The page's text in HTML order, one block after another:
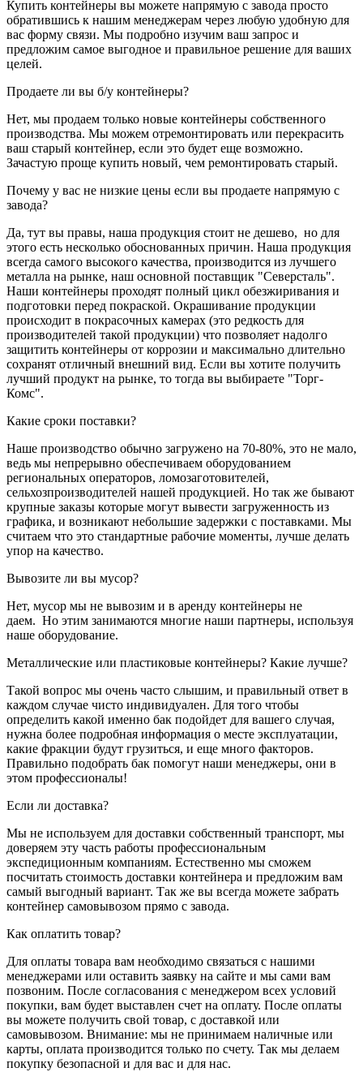
Купить контейнеры вы можете напрямую с завода просто
обратившись к нашим менеджерам через любую удобную для
вас форму связи. Мы подробно изучим ваш запрос и
предложим самое выгодное и правильное решение для ваших
целей.
Продаете ли вы б/у контейнеры?
Нет, мы продаем только новые контейнеры собственного
производства. Мы можем отремонтировать или перекрасить
ваш старый контейнер, если это будет еще возможно.
Зачастую проще купить новый, чем ремонтировать старый.
Почему у вас не низкие цены если вы продаете напрямую с
завода?
Да, тут вы правы, наша продукция стоит не дешево, но для
этого есть несколько обоснованных причин. Наша продукция
всегда самого высокого качества, производится из лучшего
металла на рынке, наш основной поставщик "Северсталь".
Наши контейнеры проходят полный цикл обезжиривания и
подготовки перед покраской. Окрашивание продукции
происходит в покрасочных камерах (это редкость для
производителей такой продукции) что позволяет надолго
защитить контейнеры от коррозии и максимально длительно
сохранят отличный внешний вид. Если вы хотите получить
лучший продукт на рынке, то тогда вы выбираете "Торг-
Комс".
Какие сроки поставки?
Наше производство обычно загружено на 70-80%, это не мало,
ведь мы непрерывно обеспечиваем оборудованием
региональных операторов, ломозаготовителей,
сельхозпроизводителей нашей продукцией. Но так же бывают
крупные заказы которые могут вывести загруженность из
графика, и возникают небольшие задержки с поставками. Мы
считаем что это стандартные рабочие моменты, лучше делать
упор на качество.
Вывозите ли вы мусор?
Нет, мусор мы не вывозим и в аренду контейнеры не
даем. Но этим занимаются многие наши партнеры, используя
наше оборудование.
Металлические или пластиковые контейнеры? Какие лучше?
Такой вопрос мы очень часто слышим, и правильный ответ в
каждом случае чисто индивидуален. Для того чтобы
определить какой именно бак подойдет для вашего случая,
нужна более подробная информация о месте эксплуатации,
какие фракции будут грузиться, и еще много факторов.
Правильно подобрать бак помогут наши менеджеры, они в
этом профессионалы!
Если ли доставка?
Мы не используем для доставки собственный транспорт, мы
доверяем эту часть работы профессиональным
экспедиционным компаниям. Естественно мы сможем
посчитать стоимость доставки контейнера и предложим вам
самый выгодный вариант. Так же вы всегда можете забрать
контейнер самовывозом прямо с завода.
Как оплатить товар?
Для оплаты товара вам необходимо связаться с нашими
менеджерами или оставить заявку на сайте и мы сами вам
позвоним. После согласования с менеджером всех условий
покупки, вам будет выставлен счет на оплату. После оплаты
вы можете получить свой товар, с доставкой или
самовывозом. Внимание: мы не принимаем наличные или
карты, оплата производится только по счету. Так мы делаем
покупку безопасной и для вас и для нас.